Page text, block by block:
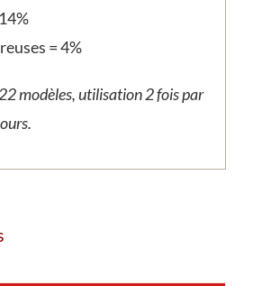
= 4%
modèles, utilisation 2 fois par